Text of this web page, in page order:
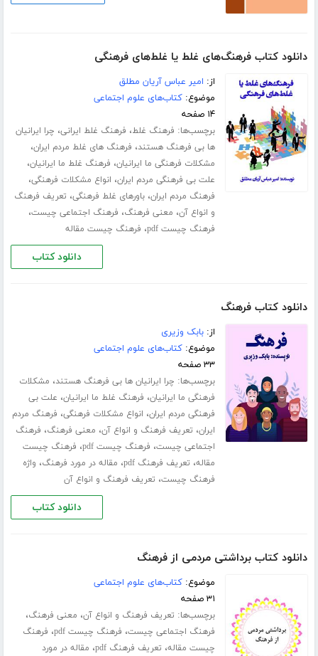
دانلود کتاب فرهنگ‌های غلط یا غلط‌های فرهنگی
از: امیر عباس آریان مطلق
موضوع:کتاب‌های علوم اجتماعی
۱۴ صفحه
برچسب‌ها: فرهنگ غلط، فرهنگ غلط ایرانی، چرا ایرانیان
ها بی فرهنگ هستند، فرهنگ های غلط مردم ایران،
مشکلات فرهنگی ما ایرانیان، فرهنگ غلط ما ایرانیان،
علت بی فرهنگی مردم ایران، انواع مشکلات فرهنگی،
فرهنگ مردم ایران،باورهای غلط فرهنگی، تعریف فرهنگ
و انواع آن، معنی فرهنگ، فرهنگ اجتماعی چیست،
فرهنگ چیست pdf ، فرهنگ چیست مقاله
دانلود کتاب
دانلود کتاب فرهنگ
از:بابک وزیری
موضوع:کتاب‌های علوم اجتماعی
۳۳ صفحه
برچسب‌ها: چرا ایرانیان ها بی فرهنگ هستند، مشکلات
فرهنگی ما ایرانیان، فرهنگ غلط ما ایرانیان، علت بی
فرهنگی مردم ایران، انواع مشکلات فرهنگی، فرهنگ مردم
ایران، تعریف فرهنگ و انواع آن، معنی فرهنگ، فرهنگ
اجتماعی چیست، فرهنگ چیست pdf ، فرهنگ چیست
مقاله، تعریف فرهنگ pdf ، مقاله در مورد فرهنگ، واژه
فرهنگ چیست، تعریف فرهنگ و انواع آن
دانلود کتاب
دانلود کتاب برداشتی مردمی از فرهنگ
موضوع:کتاب‌های علوم اجتماعی
۳۱ صفحه
برچسب‌ها: تعریف فرهنگ و انواع آن، معنی فرهنگ،
فرهنگ اجتماعی چیست، فرهنگ چیست pdf ، فرهنگ
چیست مقاله، تعریف فرهنگ pdf ، مقاله در مورد